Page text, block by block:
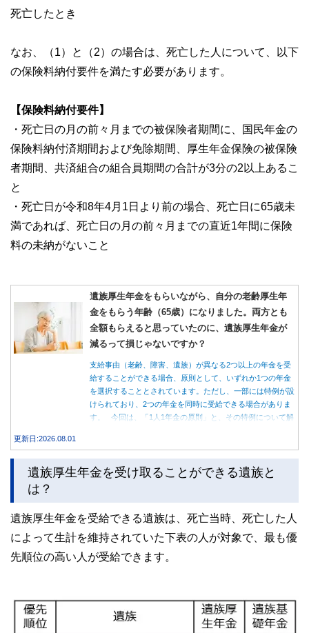
死亡したとき
なお、（1）と（2）の場合は、死亡した人について、以下
の保険料納付要件を満たす必要があります。
【保険料納付要件】
・死亡日の月の前々月までの被保険者期間に、国民年金の
保険料納付済期間および免除期間、厚生年金保険の被保険
者期間、共済組合の組合員期間の合計が3分の2以上あるこ
と
・死亡日が令和8年4月1日より前の場合、死亡日に65歳未
満であれば、死亡日の月の前々月までの直近1年間に保険
料の未納がないこと
遺族厚生年金をもらいながら、自分の老齢厚生年
金をもらう年齢（65歳）になりました。両方とも
全額もらえると思っていたのに、遺族厚生年金が
減るって損じゃないですか？
支給事由（老齢、障害、遺族）が異なる2つ以上の年金を受
給することができる場合、原則として、いずれか1つの年金
を選択することとされています。ただし、一部には特例が設
けられており、2つの年金を同時に受給できる場合がありま
す。 今回は、「1人1年金の原則」と、その特例について解
更新日:2026.08.01
遺族厚生年金を受け取ることができる遺族と
は？
遺族厚生年金を受給できる遺族は、死亡当時、死亡した人
によって生計を維持されていた下表の人が対象で、最も優
先順位の高い人が受給できます。